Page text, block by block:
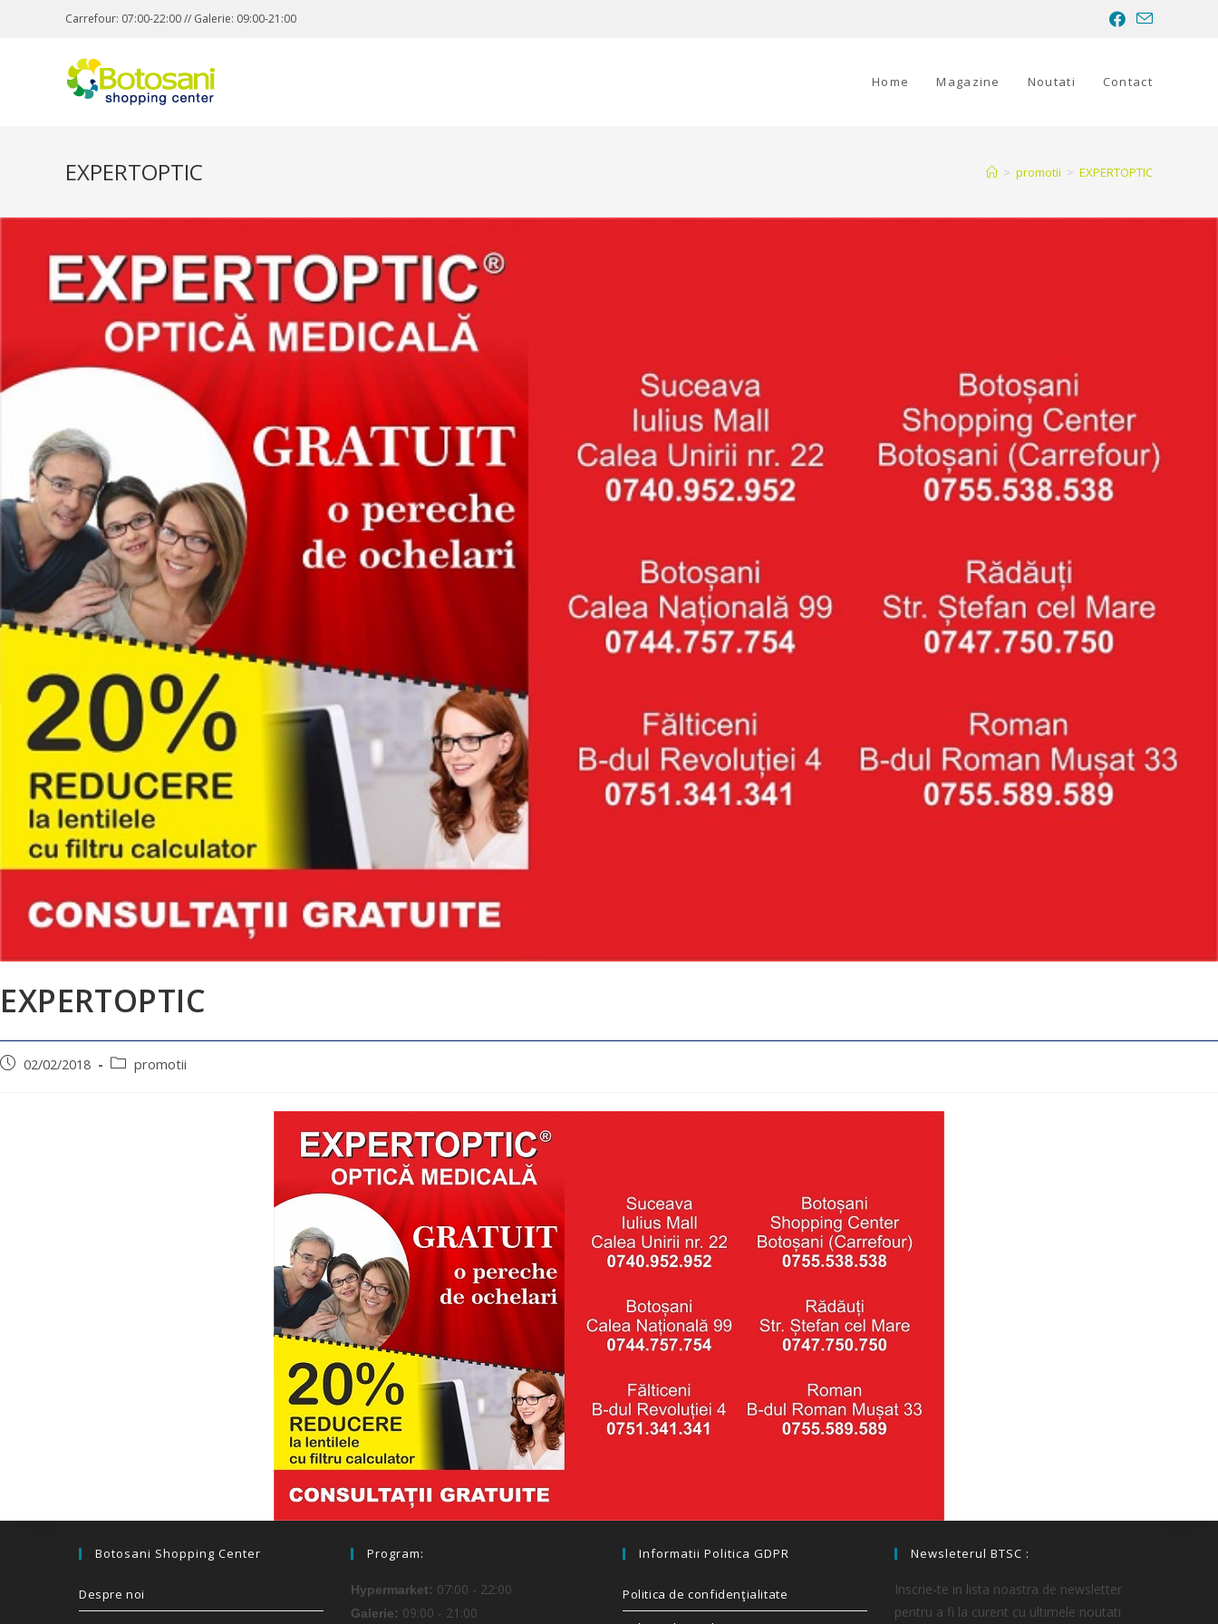
Carrefour: 07:00-22:00 // Galerie: 09:00-21:00
Home Magazine Noutati Contact
EXPERTOPTIC > promotii > EXPERTOPTIC
EXPERTOPTIC
02/02/2018 promotii
Botosani Shopping Center
Despre noi
Program:
Hypermarket: 07:00 - 22:00
Galerie: 09:00 - 21:00
Informatii Politica GDPR
Politica de confidenţialitate
Newsleterul BTSC :
Inscrie-te in lista noastra de newsletter
pentru a fi la curent cu ultimele noutati